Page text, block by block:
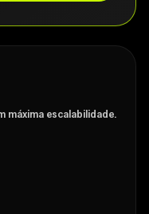
máxima escalabilidade.